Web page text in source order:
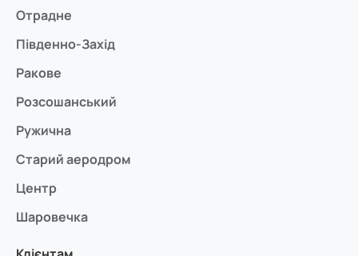
Отрадне
Південно-Захід
Ракове
Розсошанський
Ружична
Старий аеродром
Центр
Шаровечка